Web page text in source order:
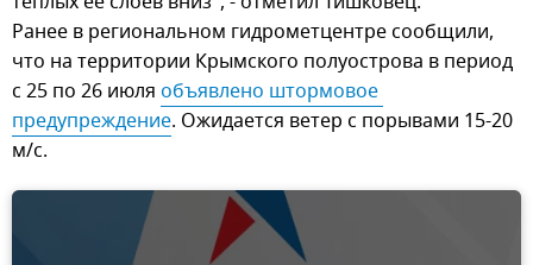
Ранее в региональном гидрометцентре сообщили,
что на территории Крымского полуострова в период
с 25 по 26 июля объявлено штормовое
предупреждение. Ожидается ветер с порывами 15-20
м/с.